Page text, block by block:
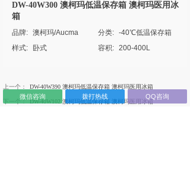
DW-40W300 澳柯玛低温保存箱 澳柯玛医用冰
箱
品牌: 澳柯玛/Aucma 分类: -40℃低温保存箱
样式:
卧式 容积: 200-400L
上一个： DW-40W390 澳柯玛低温保存箱 澳柯玛医用冰箱
下一个： DW-40W102 澳柯玛低温保存箱 澳柯玛医用冰箱
拨打热线 QQ咨询
微信咨询